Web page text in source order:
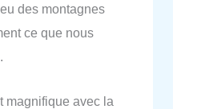
des montagnes
ce que nous
magnifique avec la